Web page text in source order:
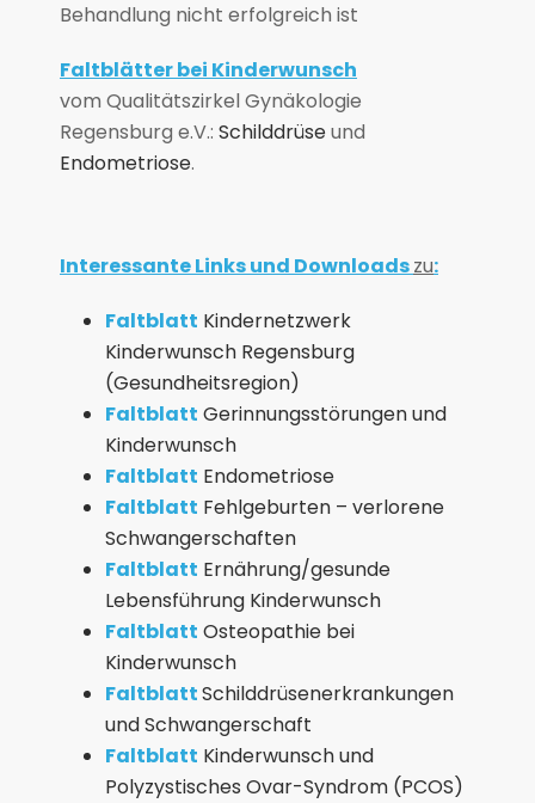
Behandlung nicht erfolgreich ist
Faltblätter bei Kinderwunsch
vom Qualitätszirkel Gynäkologie
Regensburg e.V.: Schilddrüseund
Endometriose.
Interessante Links und Downloadszu:
Faltblatt Kindernetzwerk
Kinderwunsch Regensburg
(Gesundheitsregion)
Faltblatt Gerinnungsstörungen und
Kinderwunsch
Faltblatt Endometriose
Faltblatt Fehlgeburten – verlorene
Schwangerschaften
Faltblatt Ernährung/gesunde
Lebensführung Kinderwunsch
Faltblatt Osteopathie bei
Kinderwunsch
FaltblattSchilddrüsenerkrankungen
und Schwangerschaft
Faltblatt Kinderwunsch und
Polyzystisches Ovar-Syndrom (PCOS)